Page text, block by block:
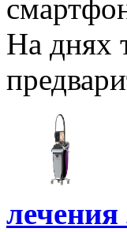
На днях